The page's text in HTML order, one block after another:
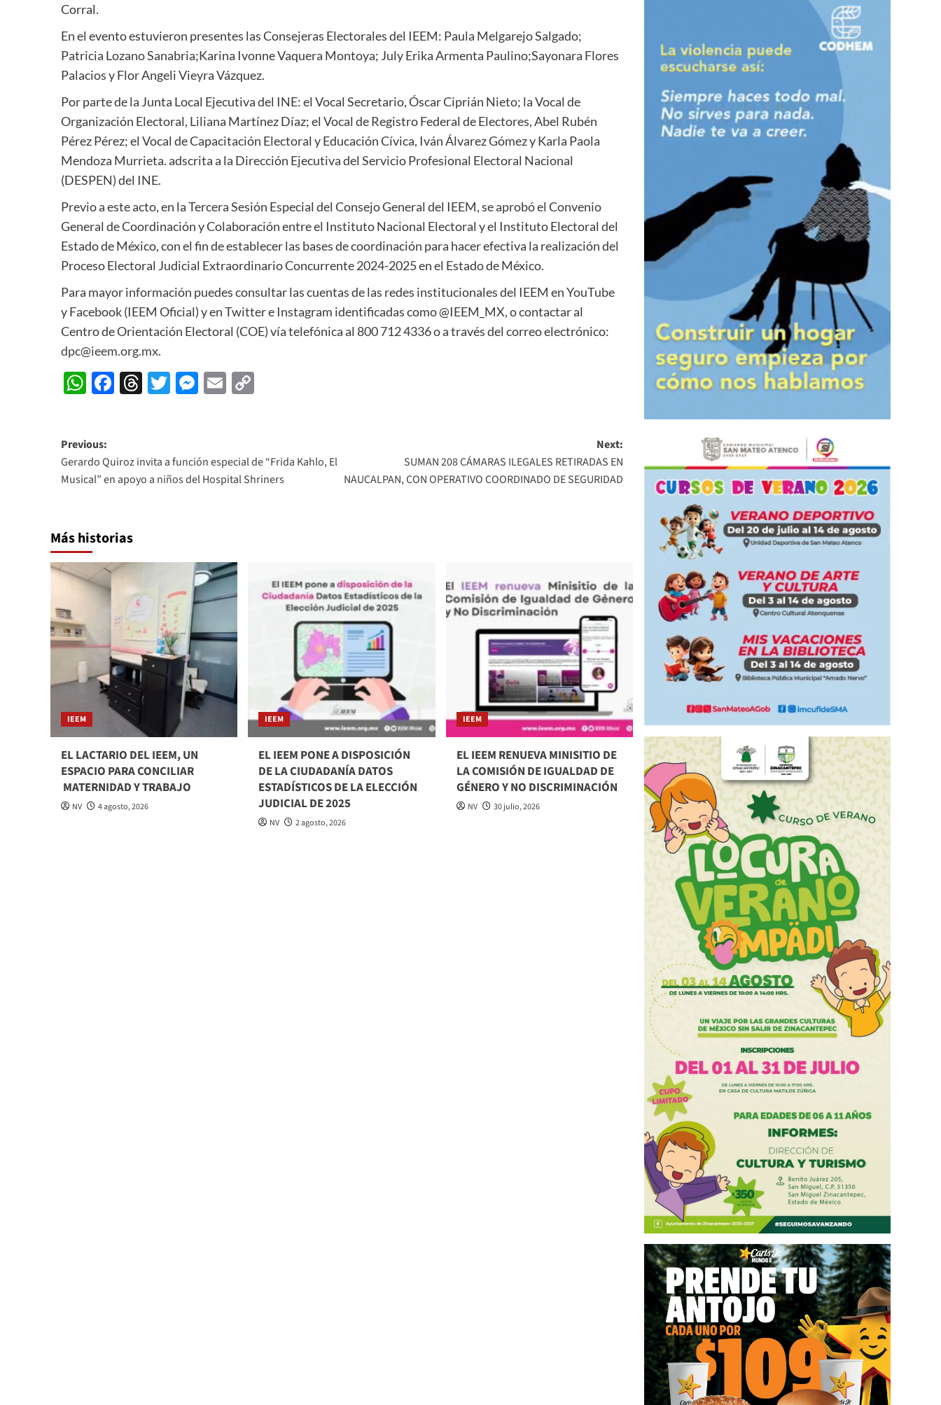
Corral.
En el evento estuvieron presentes las Consejeras Electorales del IEEM: Paula Melgarejo Salgado;
Patricia Lozano Sanabria;Karina Ivonne Vaquera Montoya; July Erika Armenta Paulino;Sayonara Flores
PalaciosyFlorAngeliVieyra Vázquez.
Por parte dela Junta Local Ejecutiva del INE:el Vocal Secretario,Óscar Ciprián Nieto; la Vocal de
Organización Electoral, Liliana Martínez Díaz;el Vocal de Registro Federal de Electores,Abel Rubén
PérezPérez;el Vocal de Capacitación Electoral y Educación Cívica, Iván Álvarez GómezyKarla Paola
Mendoza Murrieta.adscrita a la Dirección Ejecutiva del Servicio Profesional Electoral Nacional
(DESPEN) del INE.
Previo a este acto, en la Tercera Sesión Especial del Consejo General del IEEM, se aprobó el Convenio
General de Coordinación y Colaboración entre el Instituto Nacional Electoral y el Instituto Electoral del
Estado de México, con el fin de establecer las bases de coordinación para hacer efectiva la realización del
Proceso Electoral Judicial Extraordinario Concurrente 2024-2025 en el Estado de México.
Para mayor información puedes consultar las cuentas de las redes institucionales del IEEM en YouTube
y Facebook (IEEM Oficial) y en Twitter e Instagram identificadas como @IEEM_MX, o contactar al
Centro de Orientación Electoral (COE) vía telefónica al 800 712 4336 o a través del correo electrónico:
dpc@ieem.org.mx.
WhatsApp
Facebook
Threads
Twitter
Messenger
Email
Post
navigation
Previous:
Gerardo Quiroz invita a función especial de “Frida Kahlo, El
Musical” en apoyo a niños del Hospital Shriners
Next:
SUMAN 208 CÁMARAS ILEGALES RETIRADAS EN
NAUCALPAN, CON OPERATIVO COORDINADO DE SEGURIDAD
Más historias
IEEM
EL LACTARIO DEL IEEM, UN
ESPACIO PARA CONCILIAR
MATERNIDAD Y TRABAJO
NV 4 agosto, 2026
IEEM
EL IEEM PONE A DISPOSICIÓN
DE LA CIUDADANÍA DATOS
ESTADÍSTICOS DE LA ELECCIÓN
JUDICIAL DE 2025
NV 2 agosto, 2026
IEEM
EL IEEM RENUEVA MINISITIO DE
LA COMISIÓN DE IGUALDAD DE
GÉNERO Y NO DISCRIMINACIÓN
NV 30 julio, 2026